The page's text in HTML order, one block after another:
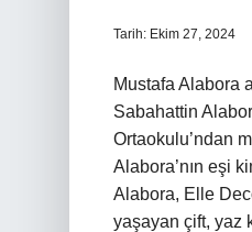
Tarih: Ekim 27, 2024
Mustafa Alabora
Sabahattin
Ortaokulu’ndan
Alabora’nın eşi
Alabora, Elle
yaşayan çift, yaz